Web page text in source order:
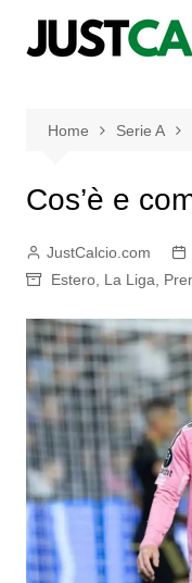
Home Serie A
Cos’è e
JustCalcio.com
Estero, La Liga